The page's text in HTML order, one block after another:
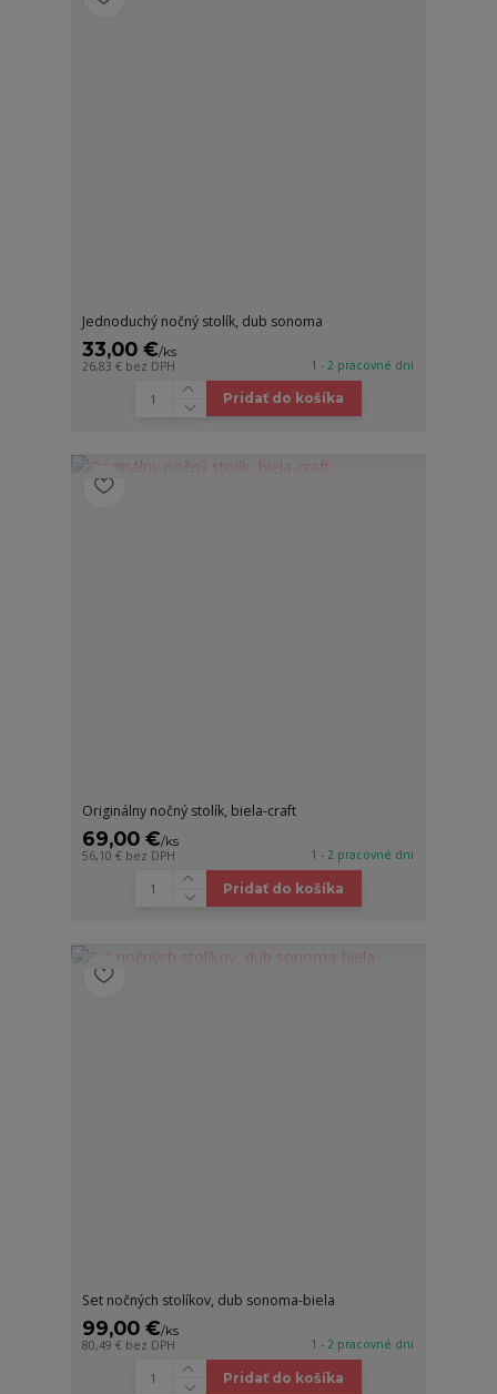
Jednoduchý nočný stolík, dub sonoma
33,00 €/ks
26,83 € bez DPH 1 - 2 pracovné dni
Pridať do košíka
Originálny nočný stolík, biela-craft
69,00 €/ks
56,10 € bez DPH 1 - 2 pracovné dni
Pridať do košíka
Set nočných stolíkov, dub sonoma-biela
99,00 €/ks
80,49 € bez DPH 1 - 2 pracovné dni
Pridať do košíka